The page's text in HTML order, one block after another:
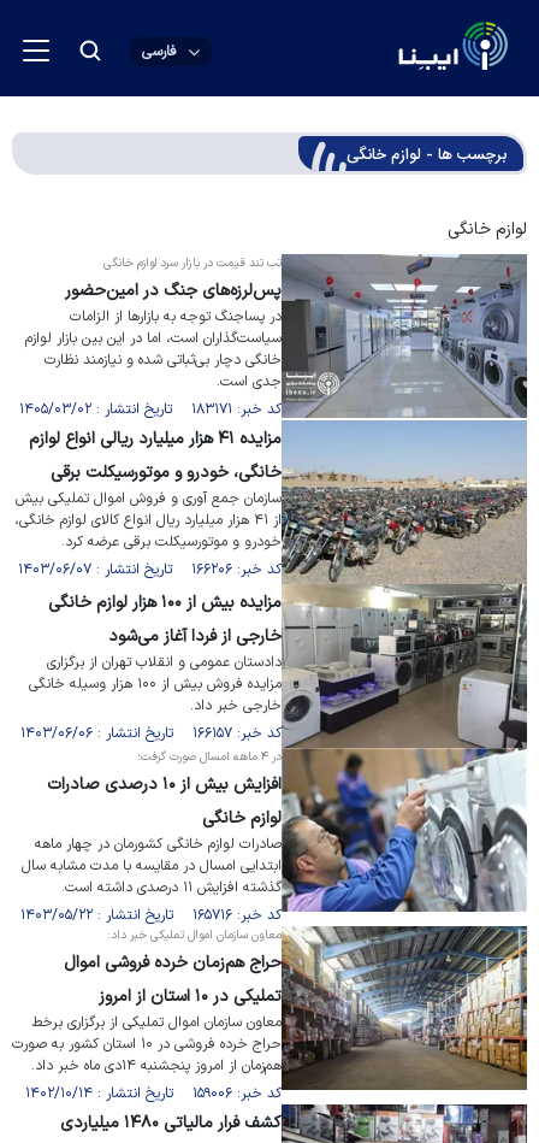
فارسی
برچسب ها - لوازم خانگی
لوازم خانگی
تب تند قیمت در بازار سرد لوازم خانگی
پس‌لرزه‌های جنگ در امین‌حضور
در پساجنگ توجه به بازارها از الزامات
سیاست‌گذاران است، اما در این بین بازار لوازم
خانگی دچار بی‌ثباتی شده و نیازمند نظارت
جدی است.
کد خبر: ۱۸۳۱۷۱ تاریخ انتشار : ۱۴۰۵/۰۳/۰۲
مزایده ۴۱ هزار میلیارد ریالی انواع لوازم
خانگی، خودرو و موتورسیکلت برقی
سازمان جمع آوری و فروش اموال تملیکی بیش
از ۴۱ هزار میلیارد ریال انواع کالای لوازم خانگی،
خودرو و موتورسیکلت برقی عرضه کرد.
کد خبر: ۱۶۶۲۰۶ تاریخ انتشار : ۱۴۰۳/۰۶/۰۷
مزایده بیش از ۱۰۰ هزار لوازم خانگی
خارجی از فردا آغاز می‌شود
دادستان عمومی و انقلاب تهران از برگزاری
مزایده فروش بیش از ۱۰۰ هزار وسیله خانگی
خارجی خبر داد.
کد خبر: ۱۶۶۱۵۷ تاریخ انتشار : ۱۴۰۳/۰۶/۰۶
در ۴ ماهه امسال صورت گرفت؛
افزایش بیش از ۱۰ درصدی صادرات
لوازم خانگی
صادرات لوازم خانگی کشورمان در چهار ماهه
ابتدایی امسال در مقایسه با مدت مشابه سال
گذشته افزایش ۱۱ درصدی داشته است.
کد خبر: ۱۶۵۷۱۶ تاریخ انتشار : ۱۴۰۳/۰۵/۲۲
معاون سازمان اموال تملیکی خبر داد:
حراج هم‌زمان خرده فروشی اموال
تملیکی در ۱۰ استان از امروز
معاون سازمان اموال تملیکی از برگزاری برخط
حراج خرده فروشی در ۱۰ استان کشور به صورت
هم‌زمان از امروز پنجشنبه ۱۴دی ماه خبر داد.
کد خبر: ۱۵۹۰۰۶ تاریخ انتشار : ۱۴۰۲/۱۰/۱۴
کشف فرار مالیاتی ۱۴۸۰ میلیاردی